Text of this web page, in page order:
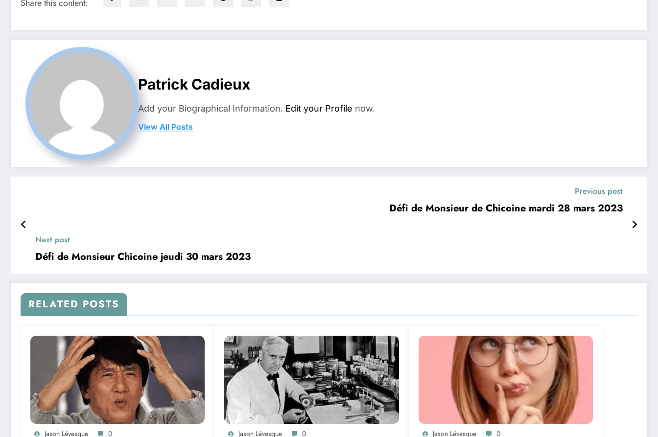
Share this content:
Patrick Cadieux
Add your Biographical Information. Edit your Profile now.
View All Posts
Previous post
Défi de Monsieur de Chicoine mardi 28 mars 2023
Next post
Défi de Monsieur Chicoine jeudi 30 mars 2023
RELATED POSTS
Jason Lévesque 0 Jason Lévesque 0 Jason Lévesque 0